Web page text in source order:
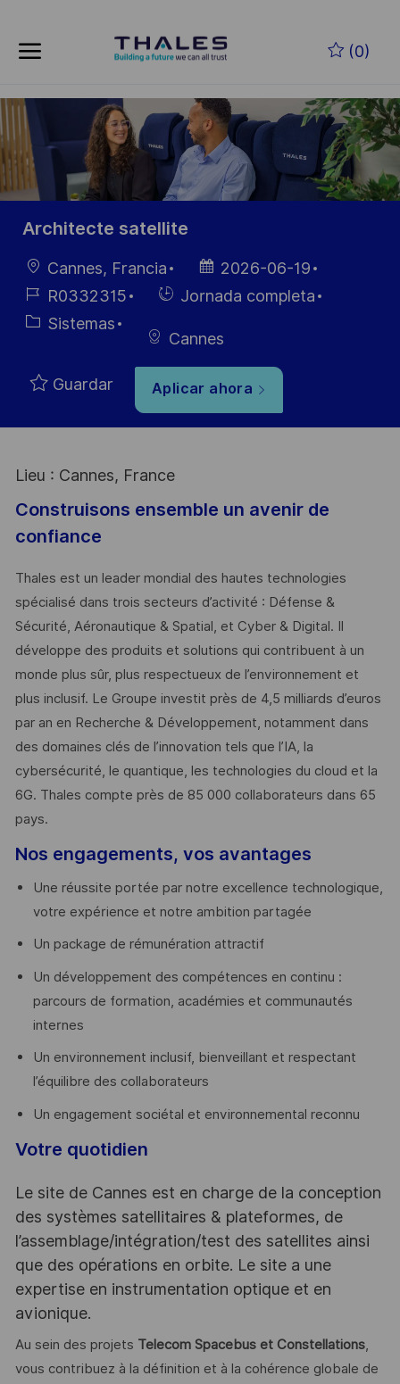
(0)
-
Architecte satellite
Ubicación
Cannes, Francia
Fecha de
publicación
2026-06-19
ID de
empleo
R0332315
HiringJornada completa
Categoría
Sistemas
Cannes
Guardar Aplicar ahora
Lieu : Cannes, France
Construisons ensemble un avenir de
confiance
Thales est un leader mondial des hautes technologies
spécialisé dans trois secteurs d’activité : Défense &
Sécurité, Aéronautique & Spatial, et Cyber & Digital. Il
développe des produits et solutions qui contribuent à un
monde plus sûr, plus respectueux de l’environnement et
plus inclusif. Le Groupe investit près de 4,5 milliards d’euros
par an en Recherche & Développement, notamment dans
des domaines clés de l’innovation tels que l’IA, la
cybersécurité, le quantique, les technologies du cloud et la
6G. Thales compte près de 85 000 collaborateurs dans 65
pays. ​
Nos engagements, vos avantages
Une réussite portée par notre excellence technologique,
votre expérience et notre ambition partagée
Un package de rémunération attractif
Un développement des compétences en continu :
parcours de formation, académies et communautés
internes
Un environnement inclusif, bienveillant et respectant
l’équilibre des collaborateurs
Un engagement sociétal et environnemental reconnu
Votre quotidien
Le site de Cannes est en charge de la conception
des systèmes satellitaires & plateformes, de
l’assemblage/intégration/test des satellites ainsi
que des opérations en orbite. Le site a une
expertise en instrumentation optique et en
avionique.
Au sein des projets Telecom Spacebus et Constellations,
vous contribuez à la définition et à la cohérence globale de